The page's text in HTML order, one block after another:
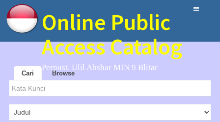
Online Public
Access Catalog
Perpust. Ulil Abshar MIN 9 Blitar
Cari Browse